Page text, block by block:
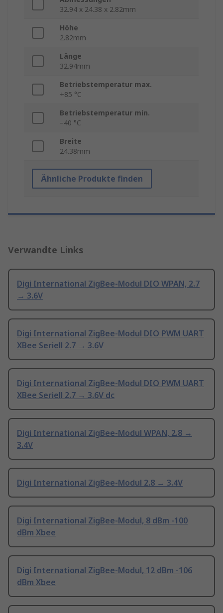
32.94 x 24.38 x 2.82mm
Höhe
2.82mm
Länge
32.94mm
Betriebstemperatur max.
+85 °C
Betriebstemperatur min.
–40 °C
Breite
24.38mm
Ähnliche Produkte finden
Verwandte Links
Digi International ZigBee-Modul DIO WPAN, 2.7
→ 3.6V
Digi International ZigBee-Modul DIO PWM UART
XBee Seriell 2.7 → 3.6V
Digi International ZigBee-Modul DIO PWM UART
XBee Seriell 2.7 → 3.6V dc
Digi International ZigBee-Modul WPAN, 2.8 →
3.4V
Digi International ZigBee-Modul 2.8 → 3.4V
Digi International ZigBee-Modul, 8 dBm -100
dBm Xbee
Digi International ZigBee-Modul, 12 dBm -106
dBm Xbee